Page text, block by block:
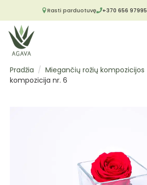
Rasti parduotuvę +370 656 97995
Pradžia Miegančių rožių kompozicijos
kompozicija nr. 6